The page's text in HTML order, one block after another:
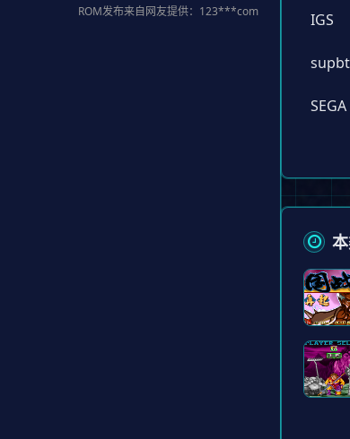
ROM发布来自网友提供：123***com IGS
SEGA